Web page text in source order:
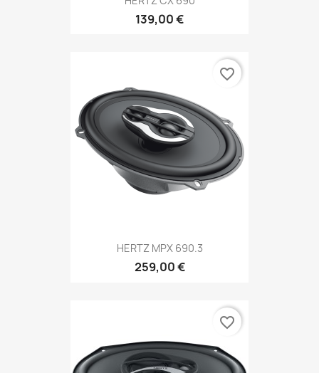
139,00 €
HERTZ MPX 690.3
259,00 €
favorite_border
favorite_border